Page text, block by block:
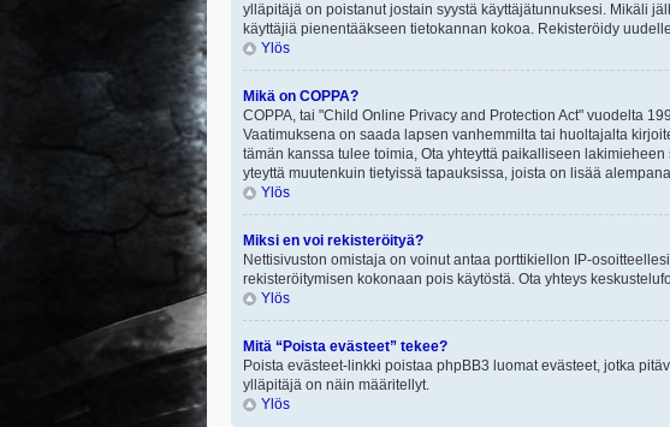
ylläpitäjä on poistanut jostain syystä käyttäjätunnuksesi. Mikäli
käyttäjiä pienentääkseen tietokannan kokoa. Rekisteröidy
Ylös
Mikä on COPPA?
COPPA, tai "Child Online Privacy and Protection Act" vuodelta
Vaatimuksena on saada lapsen vanhemmilta tai huoltajalta
tämän kanssa tulee toimia, Ota yhteyttä paikalliseen
yteyttä muutenkuin tietyissä tapauksissa, joista on lisää
Ylös
Miksi en voi rekisteröityä?
Nettisivuston omistaja on voinut antaa porttikiellon IP-
rekisteröitymisen kokonaan pois käytöstä. Ota yhteys
Ylös
Mitä “Poista evästeet” tekee?
Poista evästeet-linkki poistaa phpBB3 luomat evästeet, jotka
ylläpitäjä on näin määritellyt.
Ylös